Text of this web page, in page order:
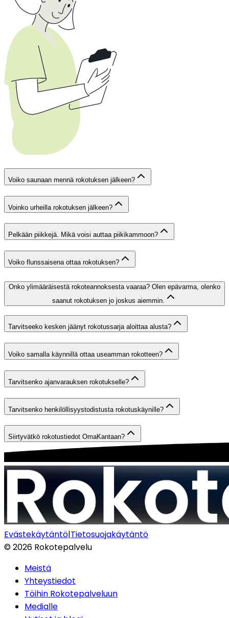
Voiko saunaan mennä rokotuksen jälkeen?
Voinko urheilla rokotuksen jälkeen?
Pelkään piikkejä. Mikä voisi auttaa piikikammoon?
Voiko flunssaisena ottaa rokotuksen?
Onko ylimääräisestä rokoteannoksesta vaaraa? Olen epävarma, olenko
saanut rokotuksen jo joskus aiemmin.
Tarvitseeko kesken jäänyt rokotussarja aloittaa alusta?
Voiko samalla käynnillä ottaa useamman rokotteen?
Tarvitsenko ajanvarauksen rokotukselle?
Tarvitsenko henkilöllisyystodistusta rokotuskäynille?
Siirtyvätkö rokotustiedot OmaKantaan?
Evästekäytäntö|Tietosuojakäytäntö
©2026 Rokotepalvelu
Meistä
Yhteystiedot
Töihin Rokotepalveluun
Medialle